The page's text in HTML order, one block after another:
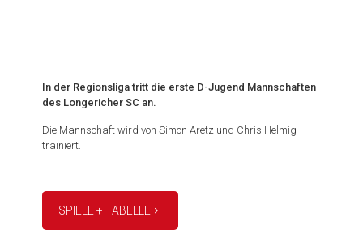
In der Regionsliga tritt die erste D-Jugend Mannschaften
des Longericher SC an.
Die Mannschaft wird von Simon Aretz und Chris Helmig
trainiert.
SPIELE + TABELLE